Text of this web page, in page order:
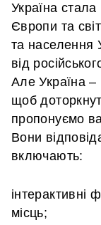
Україна
Європи та
та населення
від
Але Україна –
щоб
пропонуємо
Вони
включають:
інтерактивні
місць;